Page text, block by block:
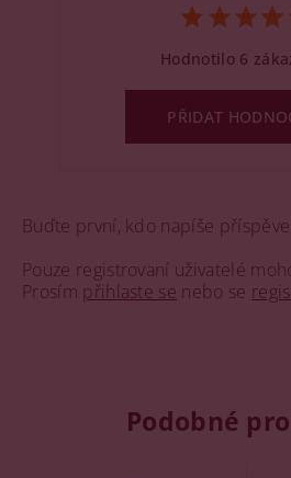
Buďte první, kdo napíše
Pouze registrovaní uživatelé
Prosím přihlaste se nebo se
Hodnotilo 6
PŘIDAT
Podobné